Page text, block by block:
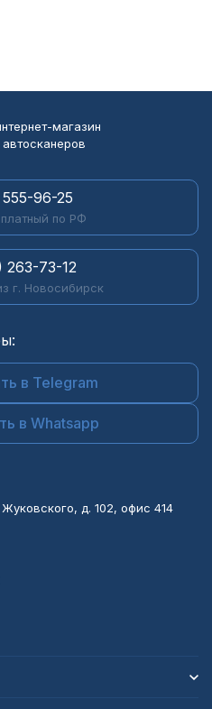
магазин
96-25
по РФ
263-73-12
г. Новосибирск
в Telegram
в Whatsapp
Жуковского, д. 102, офис 414